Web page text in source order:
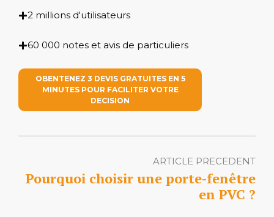
2 millions d'utilisateurs
60 000 notes et avis de particuliers
OBENTENEZ 3 DEVIS GRATUITES EN 5
MINUTES POUR FACILITER VOTRE
DECISION
ARTICLE PRECEDENT
Pourquoi choisir une porte-fenêtre
en PVC ?